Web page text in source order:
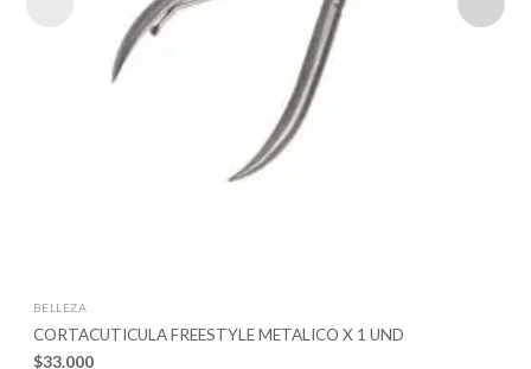
BELLEZA
CORTACUTICULA FREESTYLE METALICO X 1 UND
$33.000